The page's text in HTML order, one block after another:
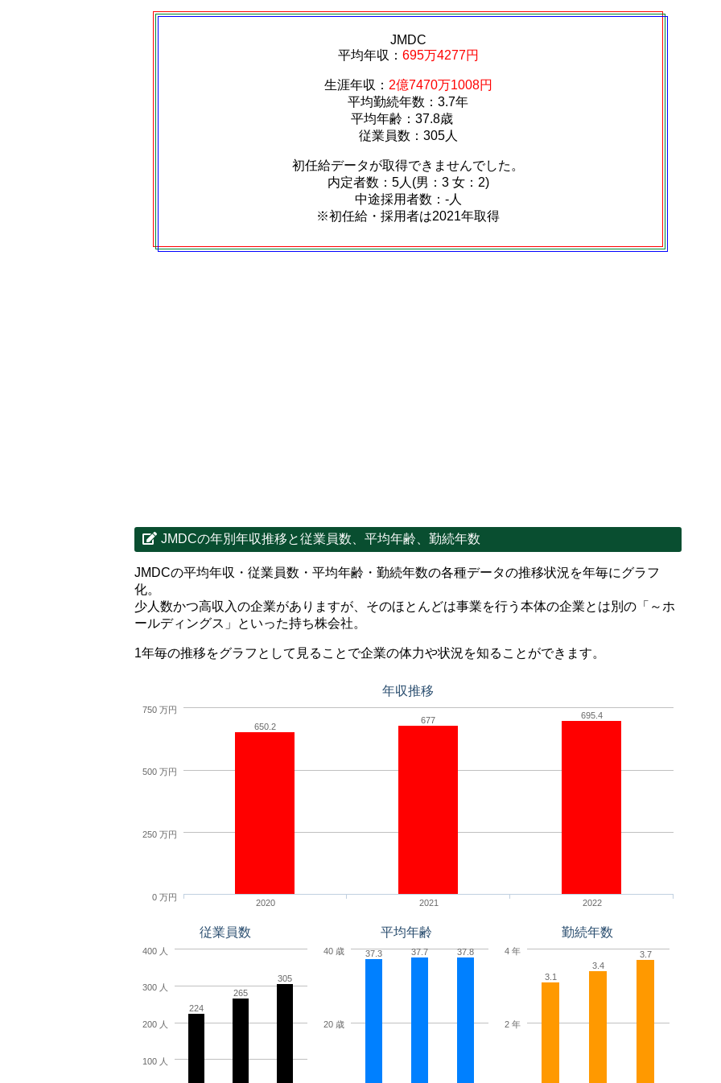
JMDC
平均年収： 695万4277円
生涯年収： 2億7470万1008円
平均勤続年数：3.7年
平均年齢：37.8歳
従業員数：305人
初任給データが取得できませんでした。
内定者数：5人(男：3 女：2)
中途採用者数：‐人
※初任給・採用者は2021年取得
JMDCの年別年収推移と従業員数、平均年齢、勤続年数
JMDCの平均年収・従業員数・平均年齢・勤続年数の各種データの推移状況を年毎にグラフ
化。
少人数かつ高収入の企業がありますが、そのほとんどは事業を行う本体の企業とは別の「～ホ
ールディングス」といった持ち株会社。
1年毎の推移をグラフとして見ることで企業の体力や状況を知ることができます。
年収推移
650.2
677 695.4
2020 2021 2022
0 万円
250 万円
500 万円
750 万円
従業員数
224
265
305
100 人
200 人
300 人
400 人
平均年齢
37.3 37.7 37.8
20 歳
40 歳
勤続年数
3.1
3.4
3.7
2 年
4 年